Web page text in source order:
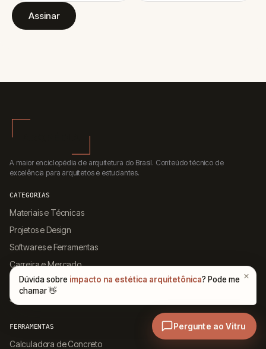
Assinar
A maior enciclopédia de arquitetura do Brasil. Conteúdo técnico de
excelência para arquitetos e estudantes.
CATEGORIAS
Materiais e Técnicas
Projetos e Design
Softwares e Ferramentas
Carreira e Mercado
História e Estilos
Sustentabilidade
FERRAMENTAS
Calculadora de Concreto